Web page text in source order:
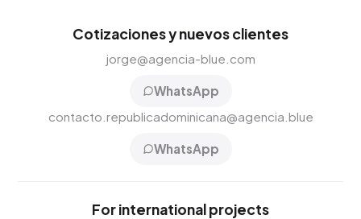
Cotizaciones y nuevos clientes
jorge@agencia-blue.com
WhatsApp
contacto.republicadominicana@agencia.blue
WhatsApp
For international projects